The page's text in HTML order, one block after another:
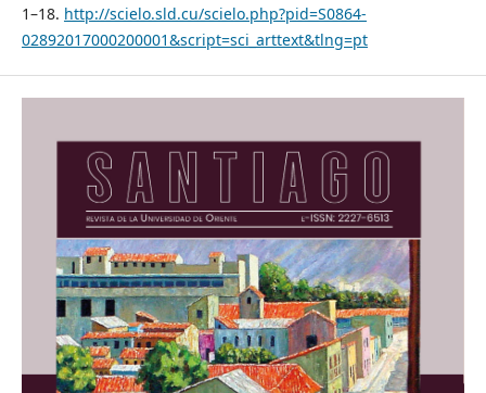
1–18. http://scielo.sld.cu/scielo.php?pid=S0864-
02892017000200001&script=sci_arttext&tlng=pt